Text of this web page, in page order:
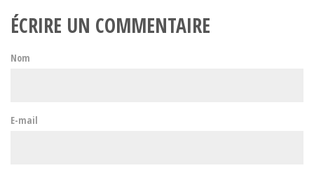
ÉCRIRE UN COMMENTAIRE
Nom
E-mail